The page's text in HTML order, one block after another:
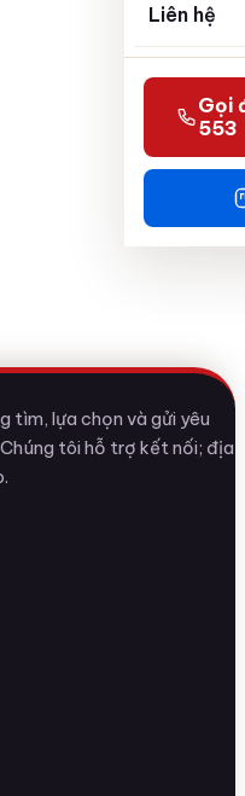
Liên hệ
Gọi
553
tìm, lựa chọn và gửi yêu
tôi hỗ trợ kết nối; địa